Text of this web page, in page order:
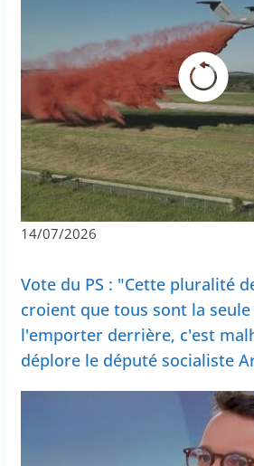
14/07/2026
Vote du PS : "Cette pluralité
croient que tous sont la
l'emporter derrière, c'est
déplore le député socialiste